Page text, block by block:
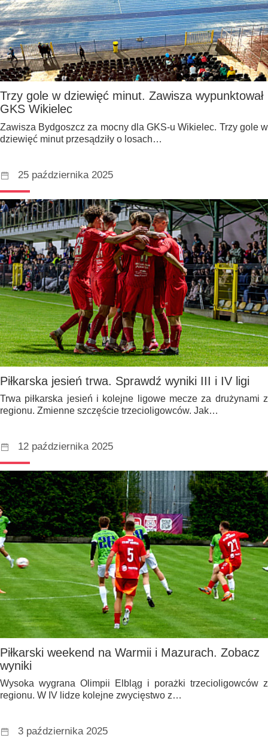
Trzy gole w dziewięć minut. Zawisza wypunktował
GKS Wikielec
Zawisza Bydgoszcz za mocny dla GKS-u Wikielec. Trzy gole w
dziewięć minut przesądziły o losach…
25 października 2025
Piłkarska jesień trwa. Sprawdź wyniki III i IV ligi
Trwa piłkarska jesień i kolejne ligowe mecze za drużynami z
regionu. Zmienne szczęście trzecioligowców. Jak…
12 października 2025
Piłkarski weekend na Warmii i Mazurach. Zobacz
wyniki
Wysoka wygrana Olimpii Elbląg i porażki trzecioligowców z
regionu. W IV lidze kolejne zwycięstwo z…
3 października 2025